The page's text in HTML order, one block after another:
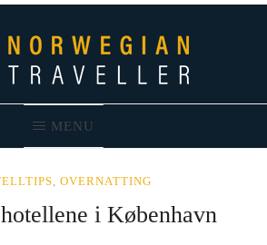
MENU
– Reiseblogg
, OVERNATTING
i København